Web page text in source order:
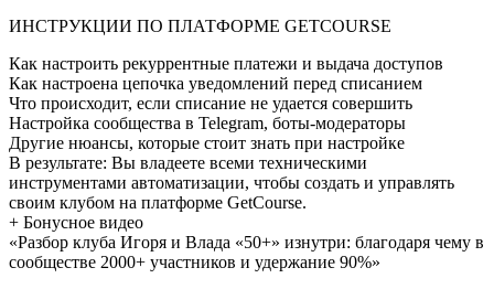
ИНСТРУКЦИИ ПО ПЛАТФОРМЕ GETCOURSE
Как настроить рекуррентные платежи и выдача доступов
Как настроена цепочка уведомлений перед списанием
Что происходит, если списание не удается совершить
Настройка сообщества в Telegram, боты-модераторы
Другие нюансы, которые стоит знать при настройке
В результате: Вы владеете всеми техническими
инструментами автоматизации, чтобы создать и управлять
своим клубом на платформе GetCourse.
+ Бонусное видео
«Разбор клуба Игоря и Влада «50+» изнутри: благодаря чему в
сообществе 2000+ участников и удержание 90%»